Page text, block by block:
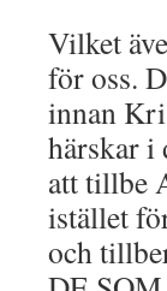
Vilket
för oss.
innan
härskar i
att tillbe
istället
och